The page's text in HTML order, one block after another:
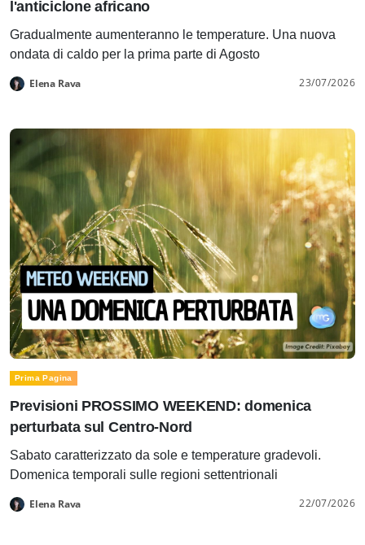
l'anticiclone africano
Gradualmente aumenteranno le temperature. Una nuova
ondata di caldo per la prima parte di Agosto
Elena Rava 23/07/2026
Prima Pagina
Previsioni PROSSIMO WEEKEND: domenica
perturbata sul Centro-Nord
Sabato caratterizzato da sole e temperature gradevoli.
Domenica temporali sulle regioni settentrionali
Elena Rava 22/07/2026